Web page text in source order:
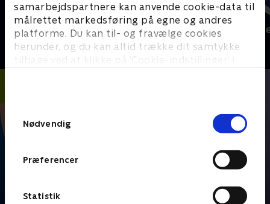
samarbejdspartnere kan anvende cookie-data til
målrettet markedsføring på egne og andres
platforme. Du kan til- og fravælge cookies
herunder, og du kan altid trække dit samtykke
tilbage ved at klikke på ’Cookie-indstillinger’ i
Nødvendig
Præferencer
Statistik
Sport Fokus
Sport Sport